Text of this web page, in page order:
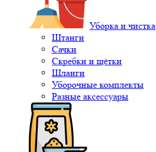
Уборка и чистка
Штанги
Сачки
Скребки и щётки
Шланги
Уборочные комплекты
Разные аксессуары